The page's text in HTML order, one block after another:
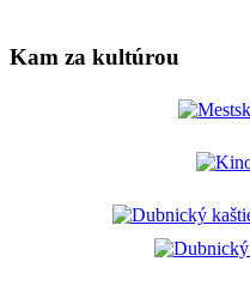
Kam za kultúrou